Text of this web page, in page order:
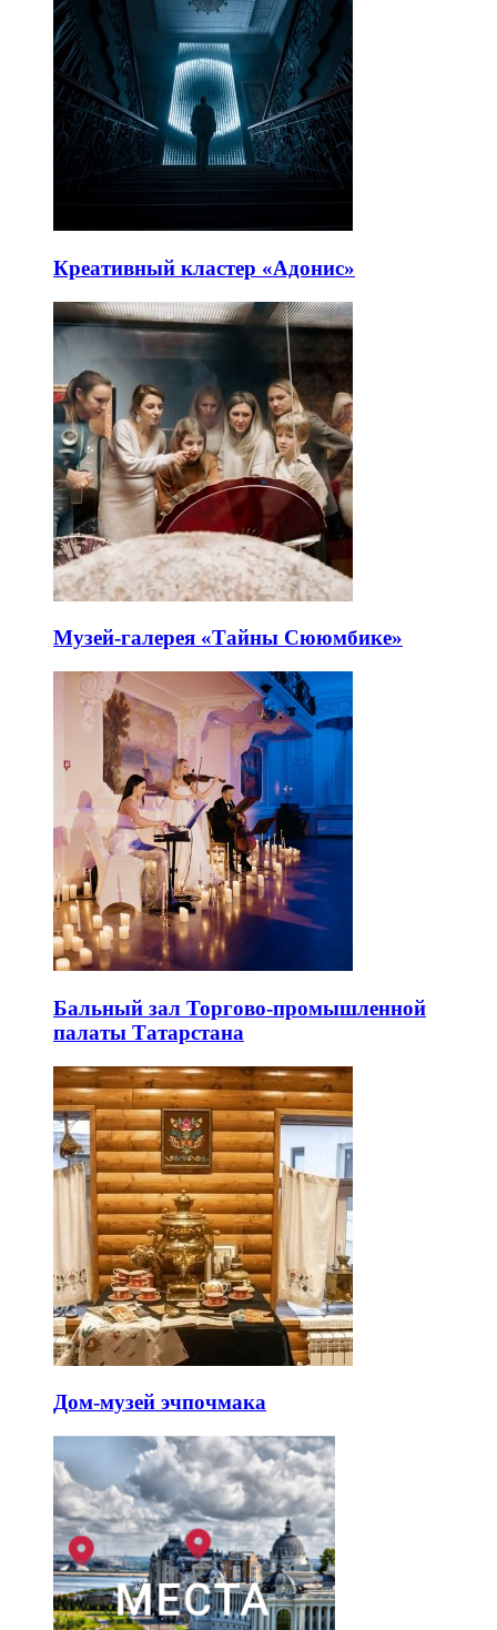
Креативный кластер «Адонис»
Музей-галерея «Тайны Сююмбике»
Бальный зал Торгово-промышленной
палаты Татарстана
Дом-музей эчпочмака